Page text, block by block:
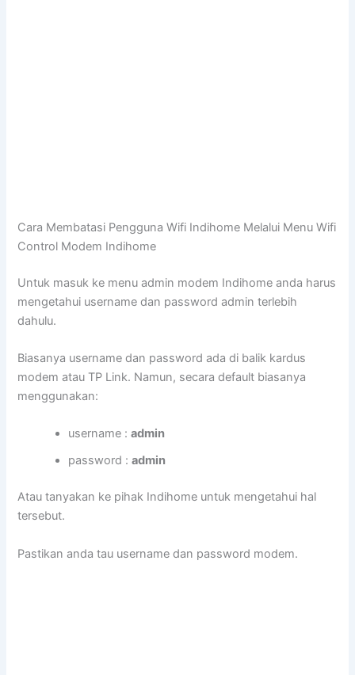
Cara Membatasi Pengguna Wifi Indihome Melalui Menu Wifi
Control Modem Indihome
Untuk masuk ke menu admin modem Indihome anda harus
mengetahui username dan password admin terlebih
dahulu.
Biasanya username dan password ada di balik kardus
modem atau TP Link. Namun, secara default biasanya
menggunakan:
username :admin
password :admin
Atau tanyakan ke pihak Indihome untuk mengetahui hal
tersebut.
Pastikan anda tau username dan password modem.